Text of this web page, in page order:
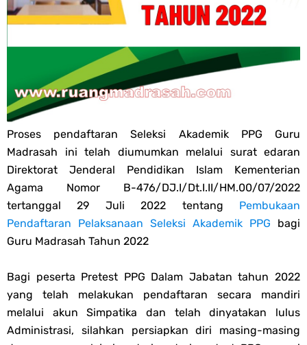
Jawaban Tugas Mandiri Dan Tugas Refleksi Modul Pedagogik SKI
PPG 2025
Jawaban Tugas Mandiri Dan Tugas Refleksi Modul Pedagogik Fiqih
Jawaban Tugas Mandiri Dan Tugas Refleksi Modul Pedagogik Akidah
Akhlak PPG 2025
Jawaban Tugas Mandiri Dan Tugas Refleksi Modul Pedagogik Al-
Soal OMI Ekonomi Terintegrasi Jenjang MA
Proses pendaftaran Seleksi Akademik PPG Guru
Madrasah ini telah diumumkan melalui surat edaran
Direktorat Jenderal Pendidikan Islam Kementerian
Agama Nomor B-476/DJ.I/Dt.I.II/HM.00/07/2022
tertanggal 29 Juli 2022 tentang Pembukaan
Pendaftaran Pelaksanaan Seleksi Akademik PPG bagi
Guru Madrasah Tahun 2022
Bagi peserta Pretest PPG Dalam Jabatan tahun 2022
yang telah melakukan pendaftaran secara mandiri
melalui akun Simpatika dan telah dinyatakan lulus
Administrasi, silahkan persiapkan diri masing-masing